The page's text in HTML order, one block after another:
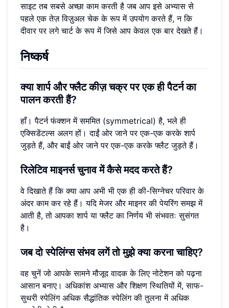
साइट तब सबसे अच्छा काम करती है जब आप इसे अभ्यास से
पहले एक तेज़ विज़ुअल चेक के रूप में उपयोग करते हैं, न कि
दीवार पर लगे चार्ट के रूप में जिसे आप केवल एक बार देखते हैं।
निष्कर्ष
क्या शार्प और फ्लैट कीज़ चक्र पर एक ही पैटर्न का
पालन करती हैं?
हाँ। पैटर्न फंक्शन में सममित (symmetrical) है, भले ही
एक्सिडेंटल्स अलग हों। दाईं ओर जाने पर एक-एक करके शार्प
जुड़ते हैं, और बाईं ओर जाने पर एक-एक करके फ्लैट जुड़ते हैं।
रिलेटिव माइनर्स चुनाव में कैसे मदद करते हैं?
वे दिखाते हैं कि क्या आप अभी भी एक ही की-सिग्नेचर परिवार के
अंदर काम कर रहे हैं। यदि मेजर और माइनर की पेयरिंग समझ में
आती है, तो आपका शार्प या फ्लैट का निर्णय भी संभवतः सुसंगत
है।
जब दो स्पेलिंग्स संभव लगें तो मुझे क्या करना चाहिए?
वह चुनें जो आपके सामने मौजूद वादक के लिए नोटेशन को पढ़ना
आसान बनाए। अधिकांश अभ्यास और शिक्षण स्थितियों में, साफ-
सुथरी स्पेलिंग अधिक सैद्धांतिक स्पेलिंग की तुलना में अधिक